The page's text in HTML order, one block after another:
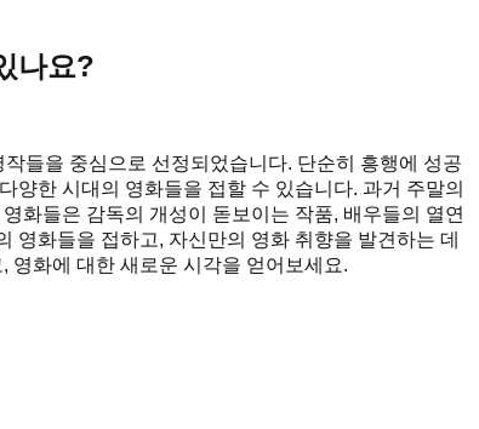
나요?
들을 중심으로 선정되었습니다. 단순히 흥행에 성공
양한 시대의 영화들을 접할 수 있습니다. 과거 주말의
화들은 감독의 개성이 돋보이는 작품, 배우들의 열연
영화들을 접하고, 자신만의 영화 취향을 발견하는 데
영화에 대한 새로운 시각을 얻어보세요.